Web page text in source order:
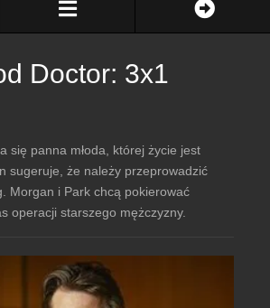
Doctor: 3x1
się panna młoda, której życie jest
sugeruje, że należy przeprowadzić
Morgan i Park chcą pokierować
operacji starszego mężczyzny.